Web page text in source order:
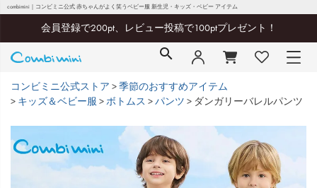
combimini｜コンビミニ公式 赤ちゃんがよく笑うベビー服 新生児・キッズ・ベビー アイテム
会員登録で200pt、レビュー投稿で100ptプレゼント！
コンビミニ公式ストア
季節のおすすめアイテム
キッズ＆ベビー服
ボトムス パンツ ダンガリーバレルパンツ